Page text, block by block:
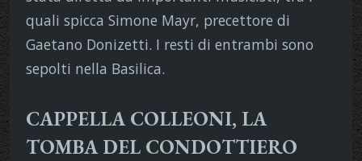
quali spicca Simone Mayr, precettore di
Gaetano Donizetti. I resti di entrambi sono
sepolti nella Basilica.
CAPPELLA COLLEONI, LA
TOMBA DEL CONDOTTIERO